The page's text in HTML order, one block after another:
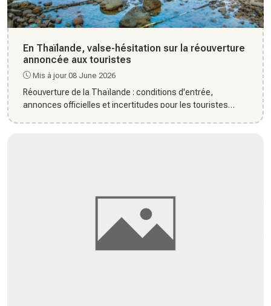
En Thaïlande, valse-hésitation sur la réouverture
annoncée aux touristes
Mis à jour 08 June 2026
Réouverture de la Thaïlande : conditions d'entrée,
annonces officielles et incertitudes pour les touristes